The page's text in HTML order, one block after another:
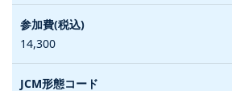
14,300